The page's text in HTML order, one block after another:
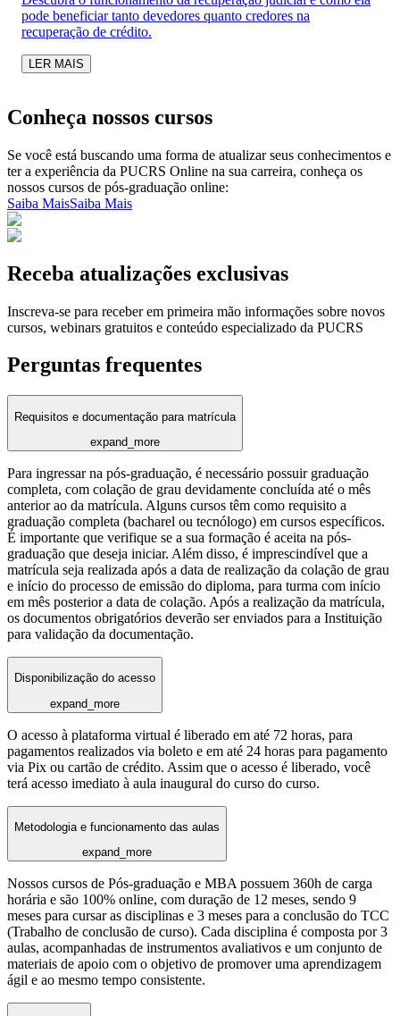
pode beneficiar tanto devedores quanto credores na
recuperação de crédito.
LER MAIS
Conheça nossos cursos
Se você está buscando uma forma de atualizar seus conhecimentos e
ter a experiência da PUCRS Online na sua carreira, conheça os
nossos cursos de pós-graduação online:
Saiba MaisSaiba Mais
Receba atualizações exclusivas
Inscreva-se para receber em primeira mão informações sobre novos
cursos, webinars gratuitos e conteúdo especializado da PUCRS
Perguntas frequentes
Requisitos e documentação para matrícula
expand_more
Para ingressar na pós-graduação, é necessário possuir graduação
completa, com colação de grau devidamente concluída até o mês
anterior ao da matrícula. Alguns cursos têm como requisito a
graduação completa (bacharel ou tecnólogo) em cursos específicos.
É importante que verifique se a sua formação é aceita na pós-
graduação que deseja iniciar. Além disso, é imprescindível que a
matrícula seja realizada após a data de realização da colação de grau
e início do processo de emissão do diploma, para turma com início
em mês posterior a data de colação. Após a realização da matrícula,
os documentos obrigatórios deverão ser enviados para a Instituição
para validação da documentação.
Disponibilização do acesso
expand_more
O acesso à plataforma virtual é liberado em até 72 horas, para
pagamentos realizados via boleto e em até 24 horas para pagamento
via Pix ou cartão de crédito. Assim que o acesso é liberado, você
terá acesso imediato à aula inaugural do curso do curso.
Metodologia e funcionamento das aulas
expand_more
Nossos cursos de Pós-graduação e MBA possuem 360h de carga
horária e são 100% online, com duração de 12 meses, sendo 9
meses para cursar as disciplinas e 3 meses para a conclusão do TCC
(Trabalho de conclusão de curso). Cada disciplina é composta por 3
aulas, acompanhadas de instrumentos avaliativos e um conjunto de
materiais de apoio com o objetivo de promover uma aprendizagem
ágil e ao mesmo tempo consistente.